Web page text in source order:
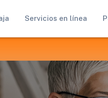
Servicios en línea